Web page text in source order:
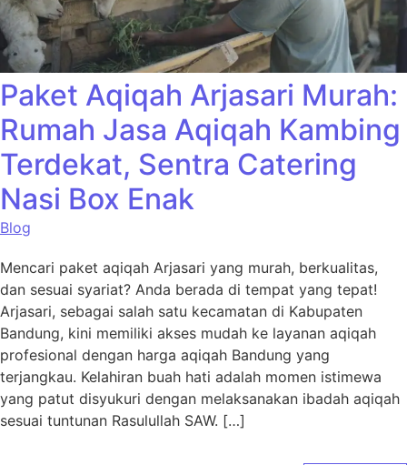
Paket Aqiqah Arjasari Murah:
Rumah Jasa Aqiqah Kambing
Terdekat, Sentra Catering
Nasi Box Enak
Blog
Mencari paket aqiqah Arjasari yang murah, berkualitas,
dan sesuai syariat? Anda berada di tempat yang tepat!
Arjasari, sebagai salah satu kecamatan di Kabupaten
Bandung, kini memiliki akses mudah ke layanan aqiqah
profesional dengan harga aqiqah Bandung yang
terjangkau. Kelahiran buah hati adalah momen istimewa
yang patut disyukuri dengan melaksanakan ibadah aqiqah
sesuai tuntunan Rasulullah SAW. […]